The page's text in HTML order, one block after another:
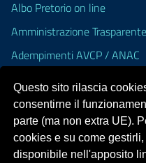
Albo Pretorio on line
Amministrazione Trasparente
Adempimenti AVCP / ANAC
Dichiarazione di accessibilità
Questo sito rilascia
consentirne il
parte (ma non extra UE).
cookies e su come
disponibile nell'apposito